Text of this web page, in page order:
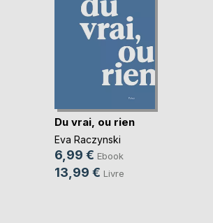
Du vrai, ou rien
Eva Raczynski
6,99 € Ebook
13,99 € Livre